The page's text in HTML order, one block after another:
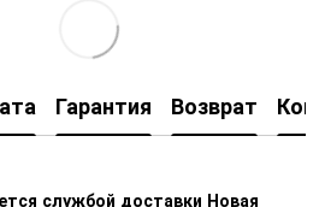
Гарантия Возврат
службой доставки Новая